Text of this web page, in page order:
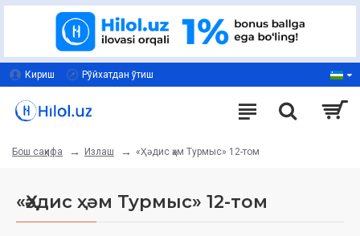
Кириш Рўйхатдан ўтиш
Бош саҳифа Излаш «Ҳәдис ҳәм Турмыс» 12-том
«Ҳәдис ҳәм Турмыс» 12-том